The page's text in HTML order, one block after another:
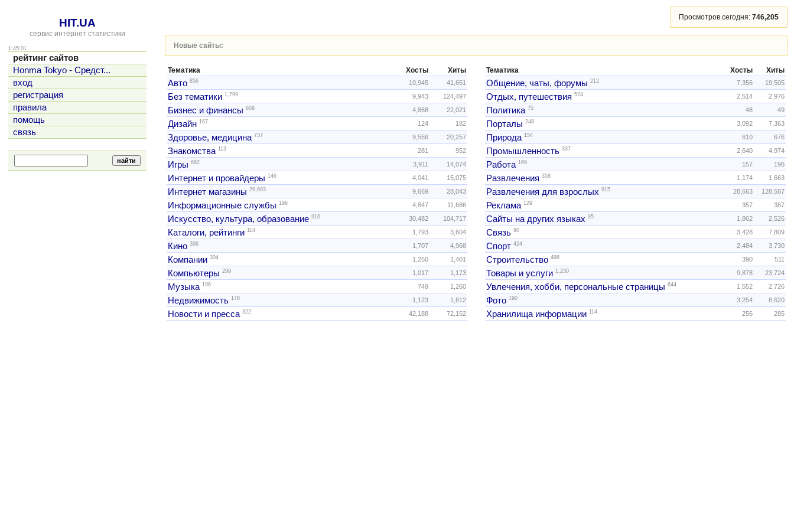
HIT.UA
сервис интернет статистики
1:45:01
рейтинг сайтов
Honma Tokyo - Средст...
вход
регистрация
правила
помощь
связь
Просмотров сегодня: 746,205
Новые сайты:
Тематика Хосты Хиты
Авто 856 10,945 41,651
Без тематики 1,799 9,943 124,497
Бизнес и финансы 609 4,868 22,021
Дизайн 167 124 182
Здоровье, медицина 737 9,556 20,257
Знакомства 113 281 952
Игры 682 3,911 14,074
Интернет и провайдеры 146 4,041 15,075
Интернет магазины 29,693 9,669 28,043
Информационные службы 196 4,847 11,686
Искусство, культура, образование 916 30,482 104,717
Каталоги, рейтинги 114 1,793 3,604
Кино 396 1,707 4,968
Компании 304 1,250 1,401
Компьютеры 299 1,017 1,173
Музыка 196 749 1,260
Недвижимость 178 1,123 1,612
Новости и пресса 322 42,188 72,152
Тематика Хосты Хиты
Общение, чаты, форумы 212 7,356 19,505
Отдых, путешествия 524 2,514 2,976
Политика 75 48 49
Порталы 248 3,092 7,363
Природа 154 610 676
Промышленность 337 2,640 4,974
Работа 169 157 196
Развлечения 358 1,174 1,663
Развлечения для взрослых 915 28,663 128,587
Реклама 129 357 387
Сайты на других языках 95 1,862 2,526
Связь 90 3,428 7,809
Спорт 424 2,484 3,730
Строительство 498 390 511
Товары и услуги 1,230 9,878 23,724
Увлечения, хобби, персональные страницы 644 1,552 2,726
Фото 190 3,254 8,620
Хранилища информации 114 256 285